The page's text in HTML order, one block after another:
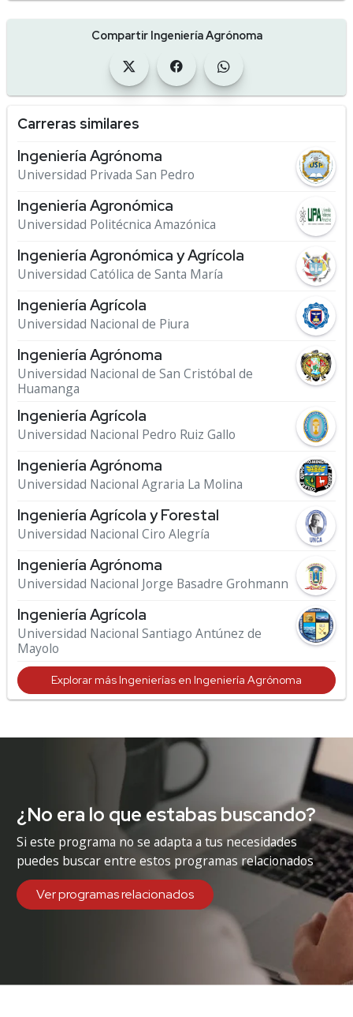
Compartir Ingeniería Agrónoma
Carreras similares
Ingeniería Agrónoma
Universidad Privada San Pedro
Ingeniería Agronómica
Universidad Politécnica Amazónica
Ingeniería Agronómica y Agrícola
Universidad Católica de Santa María
Ingeniería Agrícola
Universidad Nacional de Piura
Ingeniería Agrónoma
Universidad Nacional de San Cristóbal de
Huamanga
Ingeniería Agrícola
Universidad Nacional Pedro Ruiz Gallo
Ingeniería Agrónoma
Universidad Nacional Agraria La Molina
Ingeniería Agrícola y Forestal
Universidad Nacional Ciro Alegría
Ingeniería Agrónoma
Universidad Nacional Jorge Basadre Grohmann
Ingeniería Agrícola
Universidad Nacional Santiago Antúnez de
Mayolo
Explorar más Ingenierías en Ingeniería Agrónoma
¿No era lo que estabas buscando?
Si este programa no se adapta a tus necesidades
puedes buscar entre estos programas relacionados
Ver programas relacionados